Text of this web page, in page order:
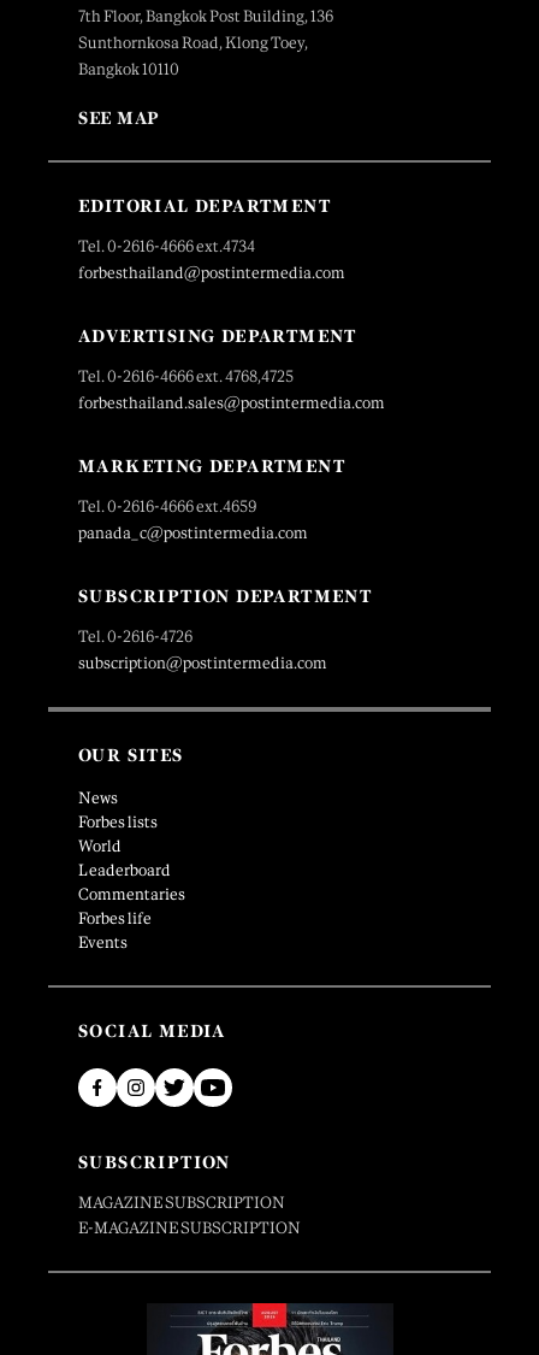
7th Floor, Bangkok Post Building, 136
Sunthornkosa Road, Klong Toey,
Bangkok 10110
SEE MAP
EDITORIAL DEPARTMENT
Tel. 0-2616-4666 ext.4734
forbesthailand@postintermedia.com
ADVERTISING DEPARTMENT
Tel. 0-2616-4666 ext. 4768,4725
forbesthailand.sales@postintermedia.com
MARKETING DEPARTMENT
Tel. 0-2616-4666 ext.4659
panada_c@postintermedia.com
SUBSCRIPTION DEPARTMENT
Tel. 0-2616-4726
subscription@postintermedia.com
OUR SITES
News
Forbes lists
World
Leaderboard
Commentaries
Forbes life
Events
SOCIAL MEDIA
SUBSCRIPTION
MAGAZINE SUBSCRIPTION
E-MAGAZINE SUBSCRIPTION